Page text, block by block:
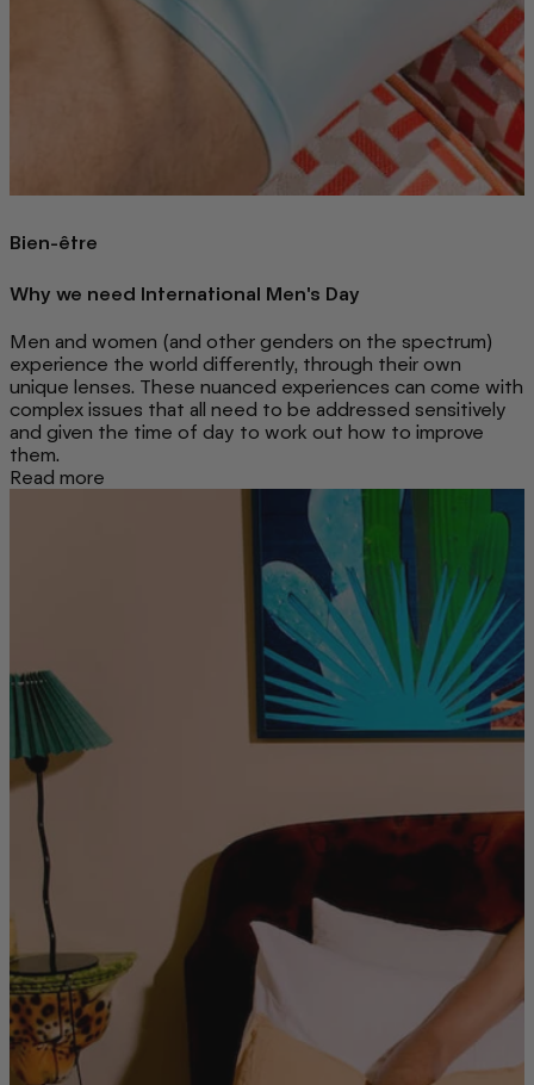
Bien-être
Why we need International Men's Day
Men and women (and other genders on the spectrum)
experience the world differently, through their own
unique lenses. These nuanced experiences can come with
complex issues that all need to be addressed sensitively
and given the time of day to work out how to improve
them.
Read more